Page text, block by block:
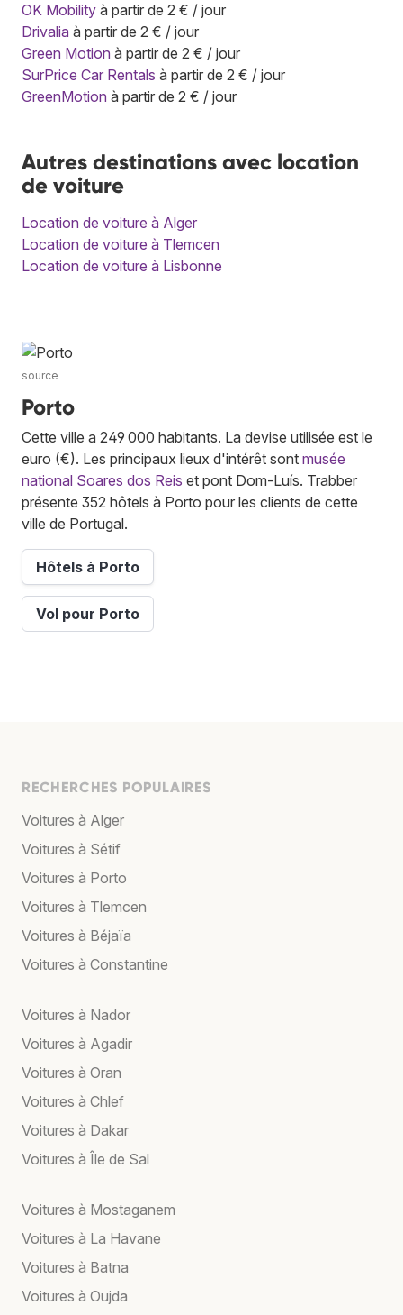
OK Mobility à partir de 2 € / jour
Drivalia à partir de 2 € / jour
Green Motion à partir de 2 € / jour
SurPrice Car Rentals à partir de 2 € / jour
GreenMotion à partir de 2 € / jour
Autres destinations avec location
de voiture
Location de voiture à Alger
Location de voiture à Tlemcen
Location de voiture à Lisbonne
source
Porto
Cette ville a 249 000 habitants. La devise utilisée est le
euro (€). Les principaux lieux d'intérêt sont musée
national Soares dos Reis et pont Dom-Luís. Trabber
présente 352 hôtels à Porto pour les clients de cette
ville de Portugal.
Hôtels à Porto
Vol pour Porto
RECHERCHES POPULAIRES
Voitures à Alger
Voitures à Sétif
Voitures à Porto
Voitures à Tlemcen
Voitures à Béjaïa
Voitures à Constantine
Voitures à Nador
Voitures à Agadir
Voitures à Oran
Voitures à Chlef
Voitures à Dakar
Voitures à Île de Sal
Voitures à Mostaganem
Voitures à La Havane
Voitures à Batna
Voitures à Oujda